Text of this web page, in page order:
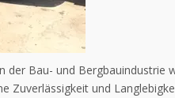
der Bau- und Bergbauindustrie
Zuverlässigkeit und